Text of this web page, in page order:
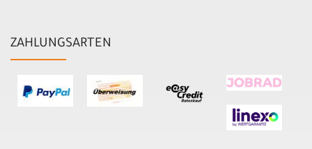
ZAHLUNGSARTEN